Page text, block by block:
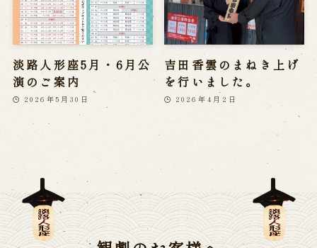
淡路人形座5月・6月公
演のご案内
2026年5月30日
吉田香雲のまねき上げ
を行いました。
2026年4月2日